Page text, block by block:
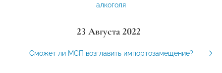
алкоголя
23 Августа 2022
Сможет ли МСП возглавить импортозамещение?